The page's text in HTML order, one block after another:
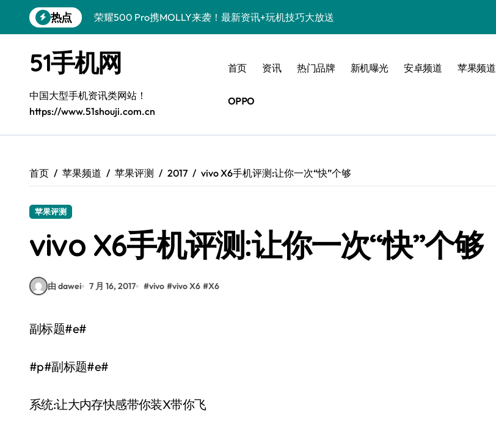
到
热点
荣耀500 Pro携MOLLY来袭！最新资讯+玩机技巧大放送
OPPO Find X9 Pro亮点大揭秘，实用技巧一网打尽！
vivo S50 Pro mini来袭！小屏旗舰，亮点多多速来瞧！
REDMI K90深度揭秘！超强配置亮点，速来一睹为快！
荣耀ROBOT PHONE，智掌生活，资讯随行一手握！
华为nova 15 Ultra新功能解锁，限时优惠速抢不容错过！
荣耀WIN资讯秒速达，手机管家助你快人一步领风骚！
51手机网
中国大型手机资讯类网站！
https://www.51shouji.com.cn
首页 资讯 热门品牌 新机曝光 安卓频道 苹果频道
OPPO
首页 苹果频道 苹果评测 2017 vivo X6手机评测:让你一次“快”个够
苹果评测
vivo X6手机评测:让你一次“快”个够
由 dawei 7 月 16, 2017 #vivo #vivo X6 #X6
副标题#e#
#p#副标题#e#
系统:让大内存快感带你装X带你飞